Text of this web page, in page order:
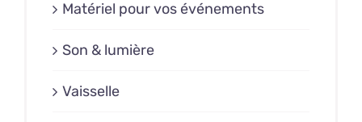
Matériel pour vos événements
Son & lumière
Vaisselle